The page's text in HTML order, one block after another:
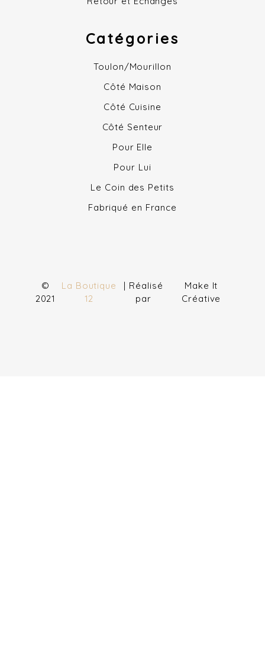
Catégories
Toulon/Mourillon
Côté Maison
Côté Cuisine
Côté Senteur
Pour Elle
Pour Lui
Le Coin des Petits
Fabriqué en France
©
2021
La Boutique
12
| Réalisé
par
Make It
Créative